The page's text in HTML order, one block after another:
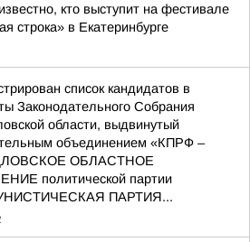
кто выступит на фестивале
строка» в Екатеринбурге
список кандидатов в
Законодательного Собрания
области, выдвинутый
объединением «КПРФ –
ОБЛАСТНОЕ
политической партии
ПАРТИЯ...